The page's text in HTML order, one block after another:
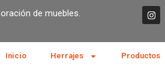
de muebles. I
n
s
a
g
Inicio Herrajes Productos